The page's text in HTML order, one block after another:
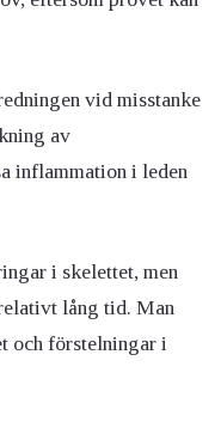
vid misstanke
av
inflammation i leden
i skelettet, men
lång tid. Man
och förstelningar i